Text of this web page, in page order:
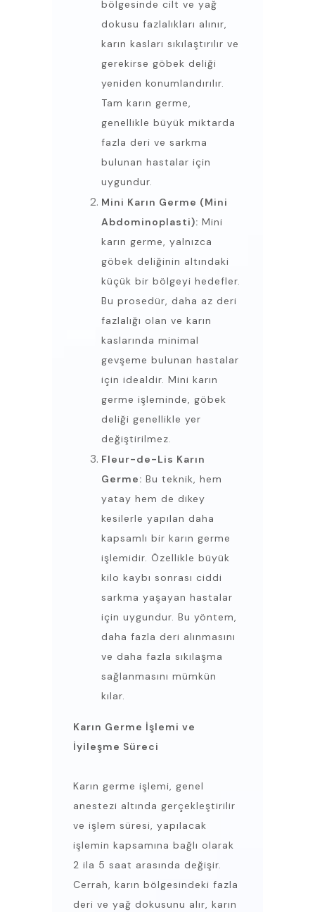
bölgesinde cilt ve yağ
dokusu fazlalıkları alınır,
karın kasları sıkılaştırılır ve
gerekirse göbek deliği
yeniden konumlandırılır.
Tam karın germe,
genellikle büyük miktarda
fazla deri ve sarkma
bulunan hastalar için
uygundur.
Mini Karın Germe (Mini
Abdominoplasti): Mini
karın germe, yalnızca
göbek deliğinin altındaki
küçük bir bölgeyi hedefler.
Bu prosedür, daha az deri
fazlalığı olan ve karın
kaslarında minimal
gevşeme bulunan hastalar
için idealdir. Mini karın
germe işleminde, göbek
deliği genellikle yer
değiştirilmez.
Fleur-de-Lis Karın
Germe: Bu teknik, hem
yatay hem de dikey
kesilerle yapılan daha
kapsamlı bir karın germe
işlemidir. Özellikle büyük
kilo kaybı sonrası ciddi
sarkma yaşayan hastalar
için uygundur. Bu yöntem,
daha fazla deri alınmasını
ve daha fazla sıkılaşma
sağlanmasını mümkün
kılar.
Karın Germe İşlemi ve
İyileşme Süreci
Karın germe işlemi, genel
anestezi altında gerçekleştirilir
ve işlem süresi, yapılacak
işlemin kapsamına bağlı olarak
2 ila 5 saat arasında değişir.
Cerrah, karın bölgesindeki fazla
deri ve yağ dokusunu alır, karın